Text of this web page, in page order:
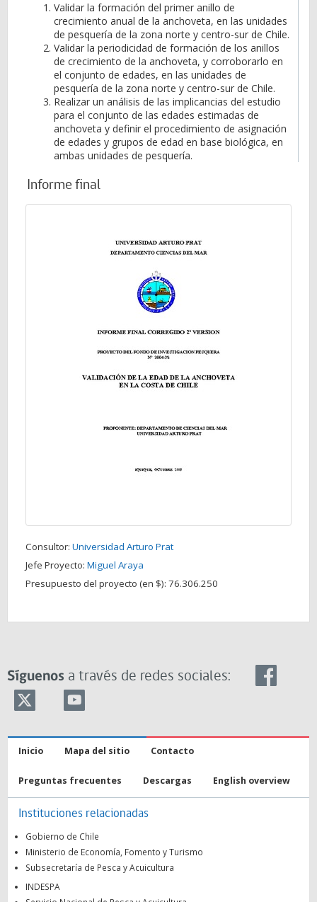
Validar la formación del primer anillo de
crecimiento anual de la anchoveta, en las unidades
de pesquería de la zona norte y centro-sur de Chile.
Validar la periodicidad de formación de los anillos
de crecimiento de la anchoveta, y corroborarlo en
el conjunto de edades, en las unidades de
pesquería de la zona norte y centro-sur de Chile.
Realizar un análisis de las implicancias del estudio
para el conjunto de las edades estimadas de
anchoveta y definir el procedimiento de asignación
de edades y grupos de edad en base biológica, en
ambas unidades de pesquería.
Informe final
Consultor: Universidad Arturo Prat
Jefe Proyecto: Miguel Araya
Presupuesto del proyecto (en $): 76.306.250
Síguenos a través de redes sociales:
Inicio Mapa del sitio Contacto
Preguntas frecuentes Descargas English overview
Instituciones relacionadas
Gobierno de Chile
Ministerio de Economía, Fomento y Turismo
Subsecretaría de Pesca y Acuicultura
INDESPA